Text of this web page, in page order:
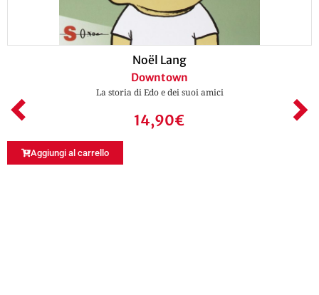
Noël Lang
Downtown
La storia di Edo e dei suoi amici
14,90€
Aggiungi al carrello